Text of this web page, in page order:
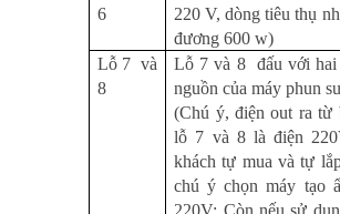
6
220 V, dòng tiêu thụ
đương 600 w)
Lỗ 7 và
8
Lỗ 7 và 8 đấu với
nguồn của máy phun
(Chú ý, điện out ra từ
lỗ 7 và 8 là điện
khách tự mua và tự
chú ý chọn máy tạo
220V; Còn nếu sử